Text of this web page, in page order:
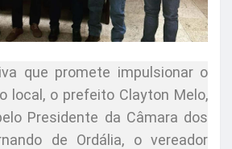
que promete impulsionar o
local, o prefeito Clayton Melo,
Presidente da Câmara dos
de Ordália, o vereador